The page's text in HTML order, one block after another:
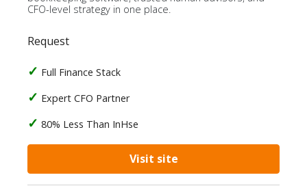
CFO-level strategy in one place.
Request
Full Finance Stack
Expert CFO Partner
80% Less Than InHse
Visit site